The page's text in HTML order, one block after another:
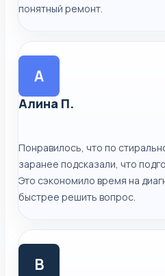
понятный ремонт.
А
Алина П.
Понравилось, что по
заранее подсказали, что
Это сэкономило время на
быстрее решить вопрос.
В